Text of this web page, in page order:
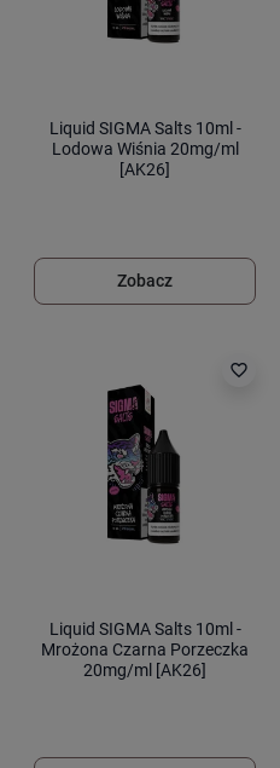
Liquid SIGMA Salts 10ml -
Lodowa Wiśnia 20mg/ml
[AK26]
Zobacz
favorite_border
Liquid SIGMA Salts 10ml -
Mrożona Czarna Porzeczka
20mg/ml [AK26]